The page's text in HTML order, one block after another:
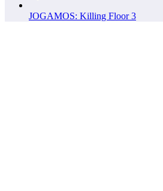
JOGAMOS: Killing Floor 3